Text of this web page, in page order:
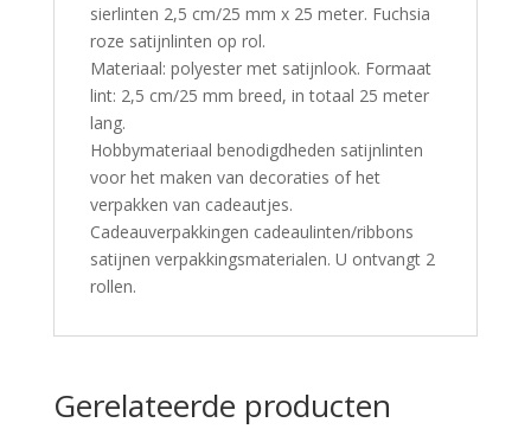
sierlinten 2,5 cm/25 mm x 25 meter. Fuchsia
roze satijnlinten op rol.
Materiaal: polyester met satijnlook. Formaat
lint: 2,5 cm/25 mm breed, in totaal 25 meter
lang.
Hobbymateriaal benodigdheden satijnlinten
voor het maken van decoraties of het
verpakken van cadeautjes.
Cadeauverpakkingen cadeaulinten/ribbons
satijnen verpakkingsmaterialen. U ontvangt 2
rollen.
Gerelateerde producten